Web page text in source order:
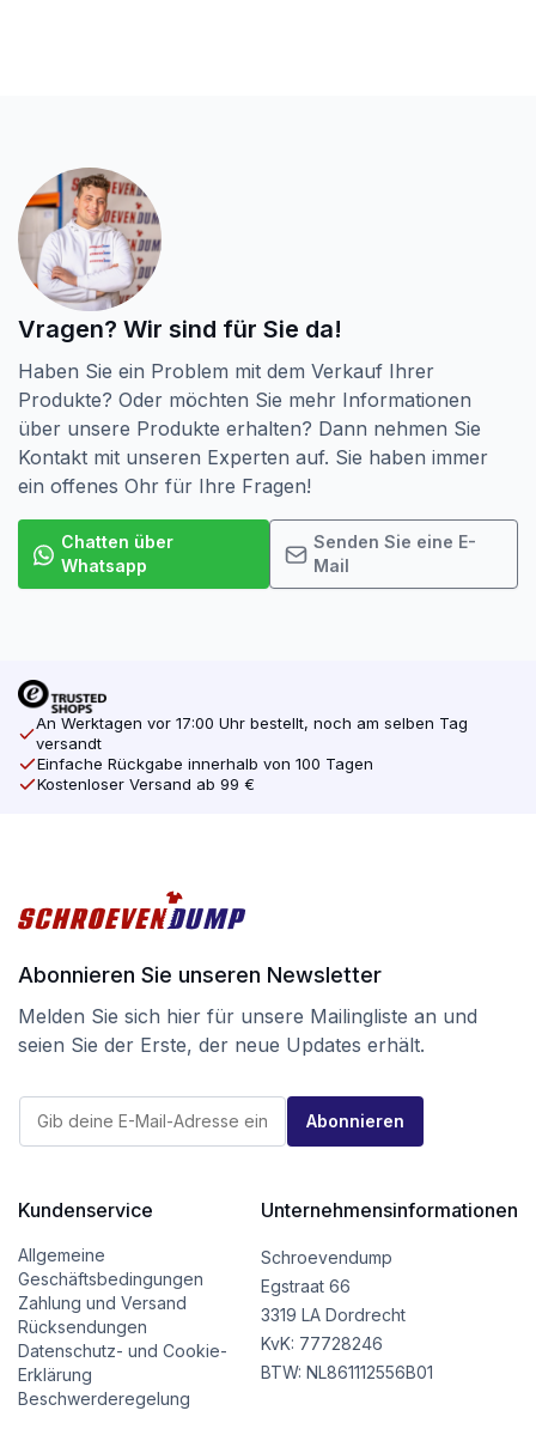
Vragen? Wir sind für Sie da!
Haben Sie ein Problem mit dem Verkauf Ihrer
Produkte? Oder möchten Sie mehr Informationen
über unsere Produkte erhalten? Dann nehmen Sie
Kontakt mit unseren Experten auf. Sie haben immer
ein offenes Ohr für Ihre Fragen!
Chatten über
Whatsapp
Senden Sie eine E-
Mail
An Werktagen vor 17:00 Uhr bestellt, noch am selben Tag
versandt
Einfache Rückgabe innerhalb von 100 Tagen
Kostenloser Versand ab 99 €
Abonnieren Sie unseren Newsletter
Melden Sie sich hier für unsere Mailingliste an und
seien Sie der Erste, der neue Updates erhält.
a
*
-
M
a
i
l
E
M
l
Abonnieren
Kundenservice
Allgemeine
Geschäftsbedingungen
Zahlung und Versand
Rücksendungen
Datenschutz- und Cookie-
Erklärung
Beschwerderegelung
Unternehmensinformationen
Schroevendump
Egstraat 66
3319 LA Dordrecht
KvK: 77728246
BTW: NL861112556B01